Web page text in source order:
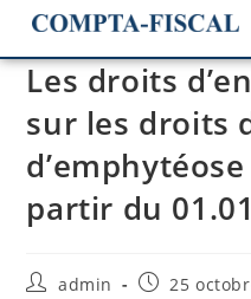
Les droits
sur les droits
partir du
admin 25